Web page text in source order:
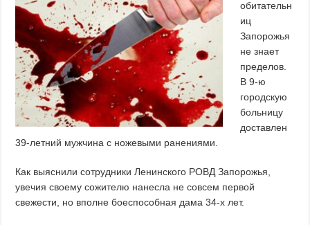
обитательн
иц
Запорожья
не знает
пределов.
В 9-ю
городскую
больницу
доставлен
39-летний мужчина с ножевыми ранениями.
Как выяснили сотрудники Ленинского РОВД Запорожья,
увечия своему сожителю нанесла не совсем первой
свежести, но вполне боеспособная дама 34-х лет.